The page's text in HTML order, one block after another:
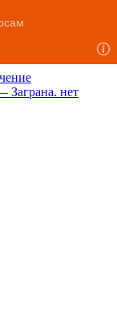
Заграна. нет